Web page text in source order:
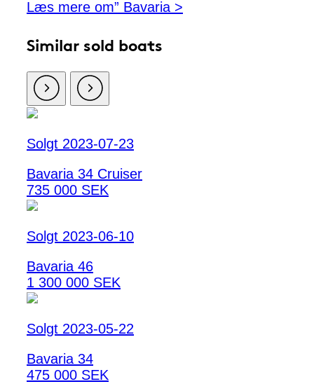
Læs mere om” Bavaria >
Similar sold boats
Solgt 2023-07-23
Bavaria 34 Cruiser
735 000 SEK
Solgt 2023-06-10
Bavaria 46
1 300 000 SEK
Solgt 2023-05-22
Bavaria 34
475 000 SEK